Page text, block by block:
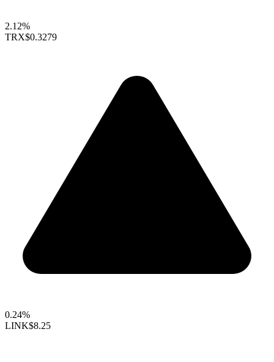
2.12%
TRX$0.3279
0.24%
LINK$8.25